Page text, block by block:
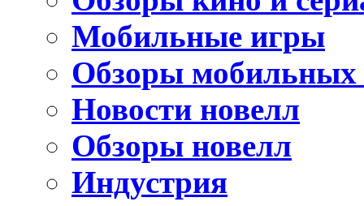
Мобильные игры
Обзоры мобильных
Новости новелл
Обзоры новелл
Индустрия